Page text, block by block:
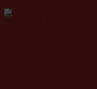
Skip
to